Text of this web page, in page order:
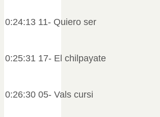
0:24:13 11- Quiero ser
0:25:31 17- El chilpayate
0:26:30 05- Vals cursi